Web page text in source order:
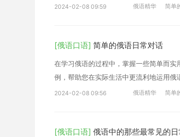
2024-02-08 09:59 俄语精华 简单
[俄语口语] 简单的俄语日常对话
在学习俄语的过程中，掌握一些简单而
例，帮助您在实际生活中更流利地运用俄
2024-02-08 09:56 俄语精华 简单
[俄语口语] 俄语中的那些最常见的